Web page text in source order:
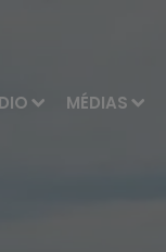
MÉDIAS